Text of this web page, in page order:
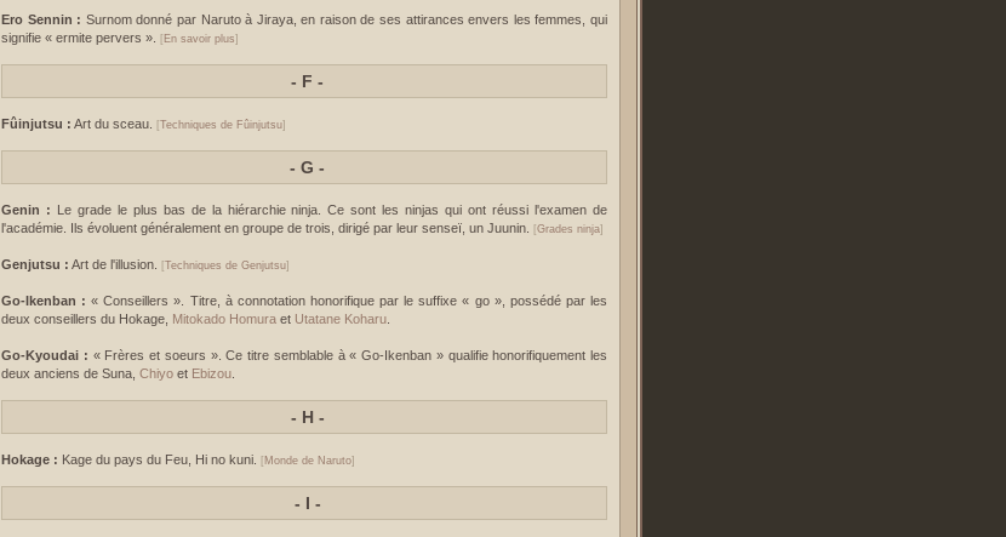
Ero Sennin : Surnom donné par Naruto à Jiraya, en raison de ses attirances envers les femmes, qui
signifie « ermite pervers ».
En savoir plus]
- F -
Fûinjutsu : Art du sceau. Techniques de Fûinjutsu]
- G -
Genin : Le grade le plus bas de la hiérarchie ninja. Ce sont les ninjas qui ont réussi l'examen de
l'académie. Ils évoluent généralement en groupe de trois, dirigé par leur senseï, un Juunin.
Grades ninja]
Genjutsu : Art de l'illusion. Techniques de Genjutsu]
Go-Ikenban : « Conseillers ». Titre, à connotation honorifique par le suffixe « go », possédé par les
deux conseillers du Hokage, Mitokado Homura et Utatane Koharu
Go-Kyoudai : « Frères et soeurs ». Ce titre semblable à « Go-Ikenban » qualifie honorifiquement les
deux anciens de Suna, Chiyo et Ebizou
- H -
Hokage : Kage du pays du Feu, Hi no kuni. Monde de Naruto]
- I -